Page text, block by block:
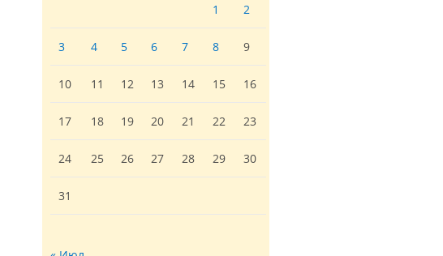
1 2
3 4 5 6 7 8 9
10 11 12 13 14 15 16
17 18 19 20 21 22 23
24 25 26 27 28 29 30
31